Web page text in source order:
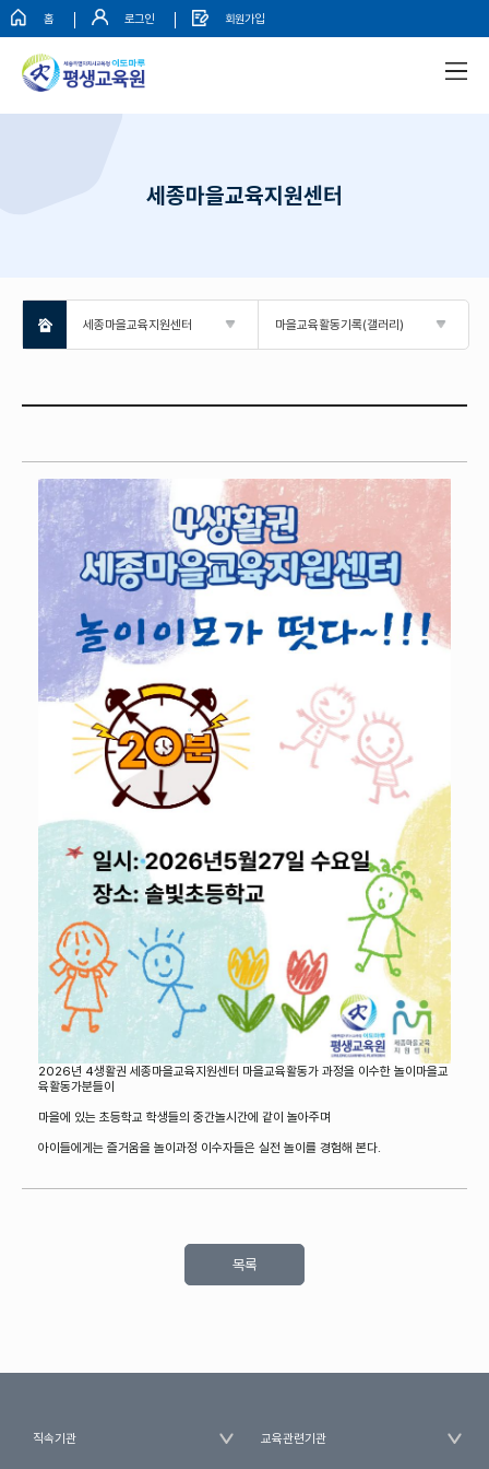
홈 로그인 회원가입
세종마을교육지원센터
세종마을교육지원센터 마을교육활동기록(갤러리)
2026년 4생활권 세종마을교육지원센터 마을교육활동가 과정을 이수한 놀이마을교
육활동가분들이
마을에 있는 초등학교 학생들의 중간놀시간에 같이 놀아주며
아이들에게는 즐거움을 놀이과정 이수자들은 실전 놀이를 경험해 본다.
목록